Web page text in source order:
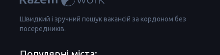
Швидкий і зручний пошук вакансій за кордоном без
посередників.